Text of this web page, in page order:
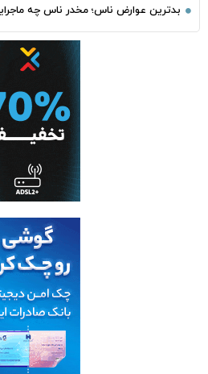
بدترین عوارض ناس؛ مخدر ناس چه ماجرایی